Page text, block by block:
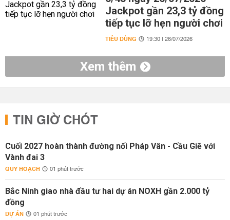
Jackpot gần 23,3 tỷ đồng
tiếp tục lỡ hẹn người chơi
TIÊU DÙNG 19:30 | 26/07/2026
Xem thêm
TIN GIỜ CHÓT
Cuối 2027 hoàn thành đường nối Pháp Vân - Cầu Giẽ với
Vành đai 3
QUY HOẠCH 01 phút trước
Bắc Ninh giao nhà đầu tư hai dự án NOXH gần 2.000 tỷ
đồng
DỰ ÁN 01 phút trước